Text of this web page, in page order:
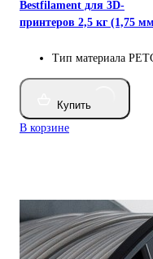
Bestfilament для 3D-
принтеров 2,5 кг (1,75
Тип материала
Купить
В корзине